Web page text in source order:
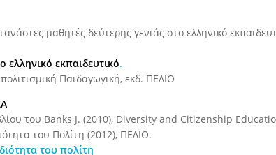
μαθητές δεύτερης γενιάς στο ελληνικό
ελληνικό εκπαιδευτικό.
Παιδαγωγική, εκδ. ΠΕΔΙΟ
του Banks J. (2010), Diversity and Citizenship
του Πολίτη (2012), ΠΕΔΙΟ.
του πολίτη